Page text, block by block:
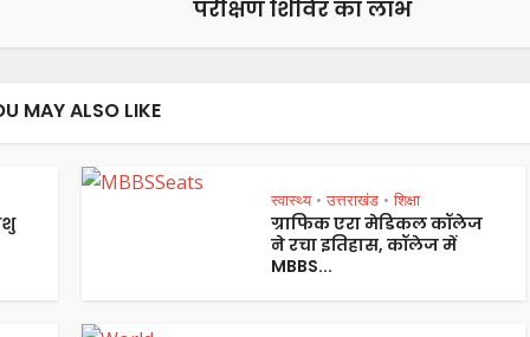
परीक्षण शिविर का लाभ
MAY ALSO LIKE
स्वास्थ्य • उत्तराखंड • शिक्षा
ग्राफिक एरा मेडिकल कॉलेज
ने रचा इतिहास, कॉलेज में
MBBS...